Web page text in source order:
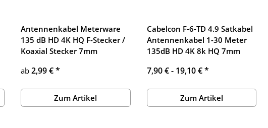
Antennenkabel Meterware
135 dB HD 4K HQ F-Stecker /
Koaxial Stecker 7mm
ab2,99 €*
Zum Artikel
Cabelcon F-6-TD 4.9 Satkabel
Antennenkabel 1-30 Meter
135dB HD 4K 8k HQ 7mm
7,90 € - 19,10 €*
Zum Artikel